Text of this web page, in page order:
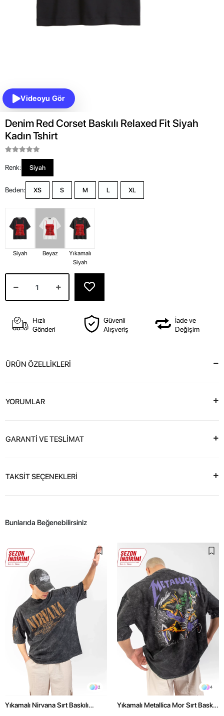
Videoyu Gör
Denim Red Corset Baskılı Relaxed Fit Siyah
Kadın Tshirt
Renk: Siyah
Beden: XS S M L XL
Siyah Beyaz
Yıkamalı
Siyah
Hızlı
Gönderi
Güvenli
Alışveriş
İade ve
Değişim
ÜRÜN ÖZELLİKLERİ
YORUMLAR
GARANTİ VE TESLİMAT
TAKSİT SEÇENEKLERİ
Bunlarıda Beğenebilirsiniz
2
Yıkamalı Nirvana Sırt Baskılı
4
Yıkamalı Metallica Mor Sırt Baskılı